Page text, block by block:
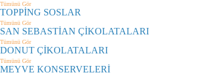
Tümünü Gör
TOPPİNG SOSLAR
Tümünü Gör
SAN SEBASTİAN ÇİKOLATALARI
Tümünü Gör
DONUT ÇİKOLATALARI
Tümünü Gör
MEYVE KONSERVELERİ